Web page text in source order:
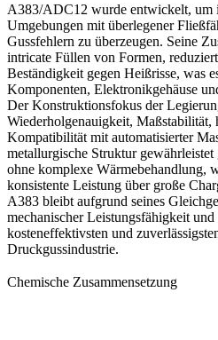
A383/ADC12 wurde entwickelt, um
Umgebungen mit überlegener
Gussfehlern zu überzeugen. Seine
intricate Füllen von Formen,
Beständigkeit gegen Heißrisse, was
Komponenten, Elektronikgehäuse
Der Konstruktionsfokus der
Wiederholgenauigkeit, Maßstabilität,
Kompatibilität mit automatisierter
metallurgische Struktur
ohne komplexe Wärmebehandlung,
konsistente Leistung über große
A383 bleibt aufgrund seines
mechanischer Leistungsfähigkeit
kosteneffektivsten und
Druckgussindustrie.
Chemische Zusammensetzung